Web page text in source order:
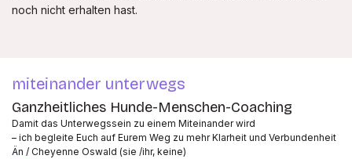
noch nicht erhalten hast.
miteinander unterwegs
Ganzheitliches Hunde-Menschen-Coaching
Damit das Unterwegssein zu einem Miteinander wird
– ich begleite Euch auf Eurem Weg zu mehr Klarheit und Verbundenheit
Än / Cheyenne Oswald (sie /ihr, keine)